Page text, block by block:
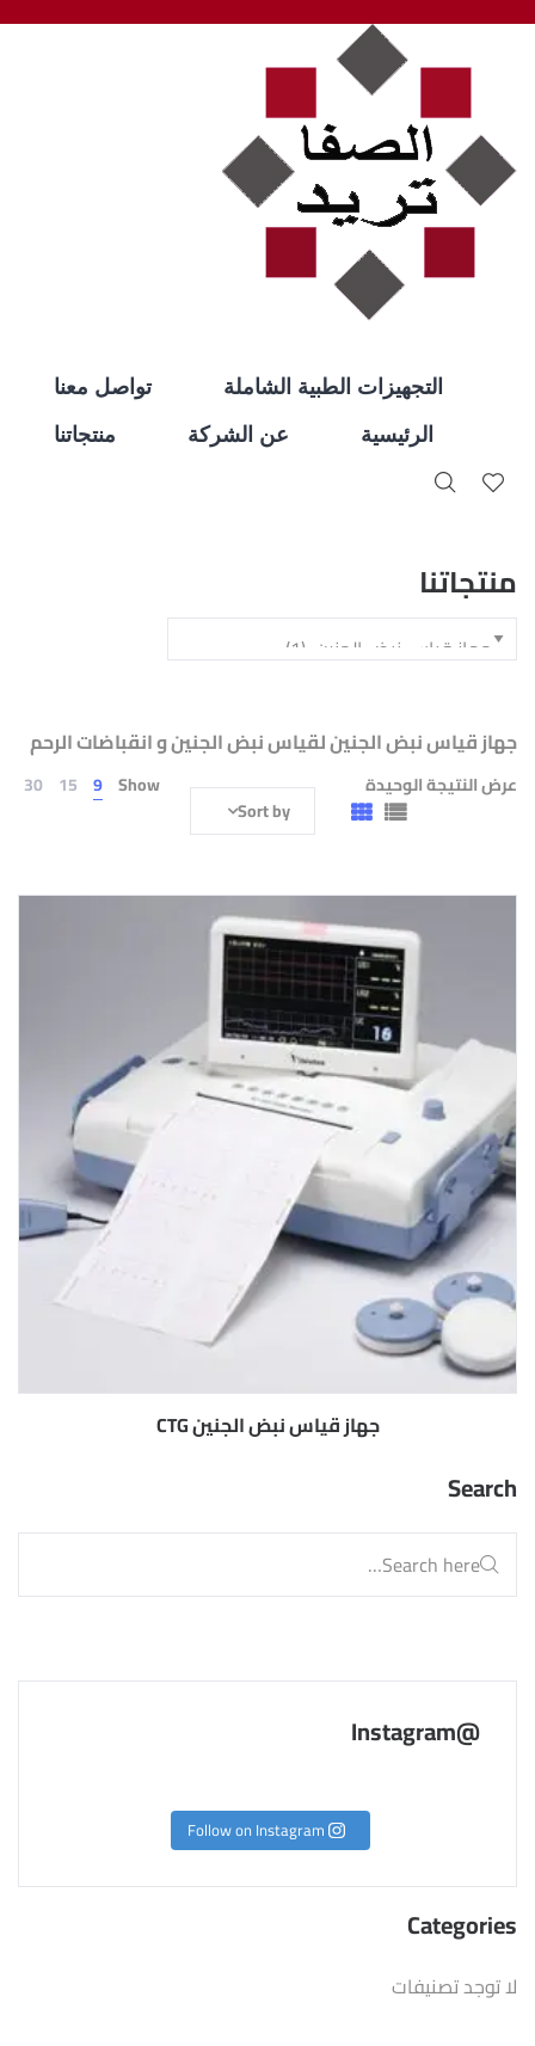
تواصل معنا
التجهيزات الطبية الشاملة
منتجاتنا
عن الشركة الرئيسية
منتجاتنا
جهاز قياس نبض الجنين لقياس نبض الجنين و انقباضات الرحم
عرض النتيجة الوحيدة Show
9
15
30
Sort by
جهاز قياس نبض الجنين CTG
Search
@Instagram
Follow on Instagram
Categories
لا توجد تصنيفات